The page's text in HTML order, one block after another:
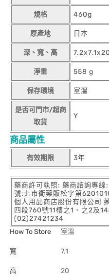
規格 460g
原產地 日本
深、寬、高
淨重 558 g
保存環境 室溫
是否可門市/超商
取貨
Y
商品屬性
有效期限 3年
藥商許可執照: 藥商諮詢專
號:北市衛藥販松字第
個人用品商店股份有限公司
四段760號11樓之1、之2及
(02)27421234
How To Store
室溫
寬 7.1
高 20